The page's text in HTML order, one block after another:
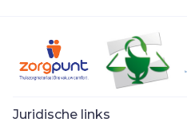
Juridische links